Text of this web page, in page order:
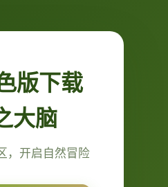
版下载
大脑
，开启自然冒险